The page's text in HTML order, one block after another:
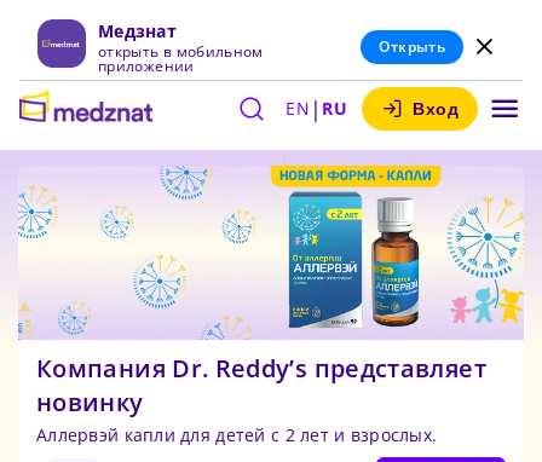
Медзнат
открыть в мобильном
приложении
Открыть
EN | RU Вход
Компания Dr. Reddy’s представляет
новинку
Аллервэй капли для детей с 2 лет и взрослых.